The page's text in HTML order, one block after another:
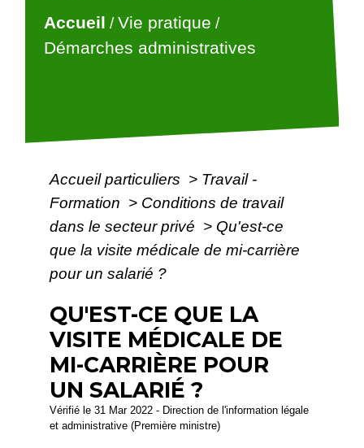
Accueil /Vie pratique /
Démarches administratives
Accueil particuliers > Travail -
Formation > Conditions de travail
dans le secteur privé > Qu'est-ce
que la visite médicale de mi-carrière
pour un salarié ?
QU'EST-CE QUE LA
VISITE MÉDICALE DE
MI-CARRIÈRE POUR
UN SALARIÉ ?
Vérifié le 31 Mar 2022 - Direction de l'information légale
et administrative (Première ministre)